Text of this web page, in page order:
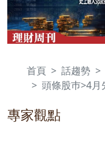
首頁 話趨勢
頭條股巿>4月
專家觀點